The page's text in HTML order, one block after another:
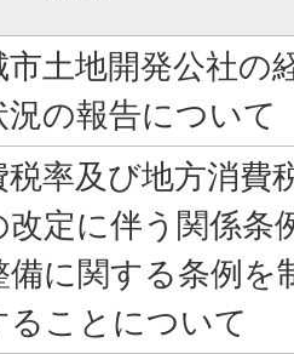
市土地開発公社の
況の報告について
税率及び地方消費
改定に伴う関係条
備に関する条例を
ることについて